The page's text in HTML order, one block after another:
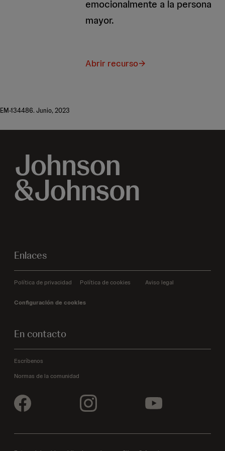
emocionalmente a la persona
mayor.
Abrir recurso
EM-134486. Junio, 2023
Enlaces
Política de privacidad Política de cookies Aviso legal
Configuración de cookies
En contacto
Escríbenos
Normas de la comunidad